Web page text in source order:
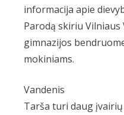
informacija apie
Parodą skiriu
gimnazijos
mokiniams.
Vandenis
Tarša turi daug